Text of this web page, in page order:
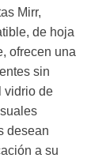
Mirr,
de hoja
ofrecen una
sin
vidrio de
desean
a su